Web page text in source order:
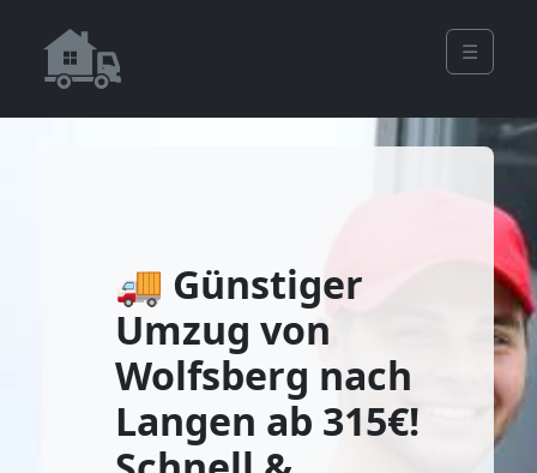
☰
🚚 Günstiger
Umzug von
Wolfsberg nach
Langen ab 315€!